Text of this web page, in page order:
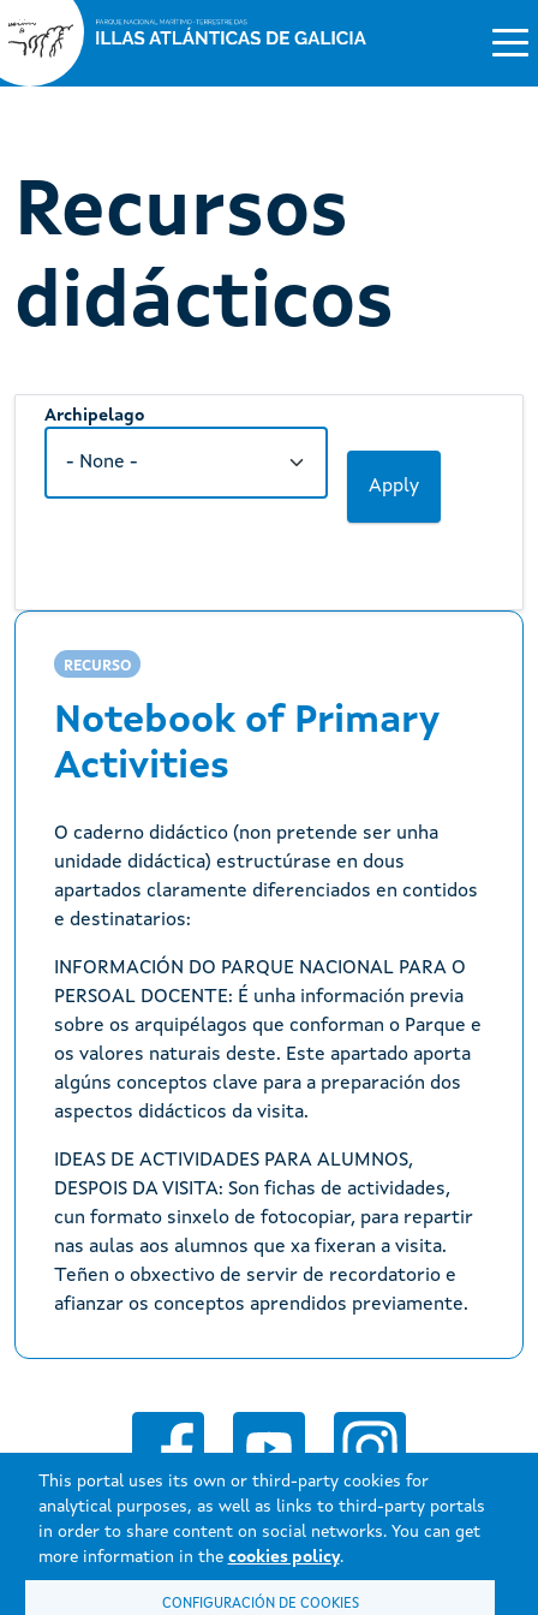
This portal uses its own or third-party cookies for
analytical purposes, as well as links to third-party portals
in order to share content on social networks. You can get
more information in the cookies policy.
CONFIGURACIÓN DE COOKIES
Recursos
didácticos
Archipelago
RECURSO
Notebook of Primary
Activities
O caderno didáctico (non pretende ser unha
unidade didáctica) estructúrase en dous
apartados claramente diferenciados en contidos
e destinatarios:
INFORMACIÓN DO PARQUE NACIONAL PARA O
PERSOAL DOCENTE: É unha información previa
sobre os arquipélagos que conforman o Parque e
os valores naturais deste. Este apartado aporta
algúns conceptos clave para a preparación dos
aspectos didácticos da visita.
IDEAS DE ACTIVIDADES PARA ALUMNOS,
DESPOIS DA VISITA: Son fichas de actividades,
cun formato sinxelo de fotocopiar, para repartir
nas aulas aos alumnos que xa fixeran a visita.
Teñen o obxectivo de servir de recordatorio e
afianzar os conceptos aprendidos previamente.
Xunta de Galicia. Information maintained and published on the